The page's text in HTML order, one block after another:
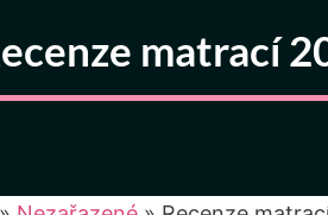
matrací